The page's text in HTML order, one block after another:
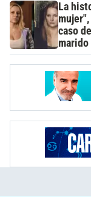
La
caso
marido